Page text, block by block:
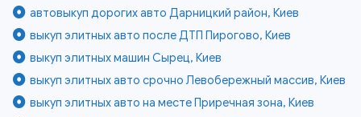
автовыкуп дорогих авто Дарницкий район, Киев
выкуп элитных авто после ДТП Пирогово, Киев
выкуп элитных машин Сырец, Киев
выкуп элитных авто срочно Левобережный массив, Киев
выкуп элитных авто на месте Приречная зона, Киев